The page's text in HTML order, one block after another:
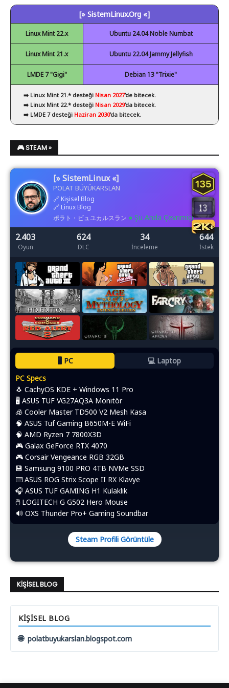
✔ Visual Studio Code
[» SistemLinux.Org «]
Linux Mint 22.x Ubuntu 24.04 Noble Numbat
Linux Mint 21.x Ubuntu 22.04 Jammy Jellyfish
LMDE 7 "Gigi" Debian 13 "Trixie"
➡️ Linux Mint 21.* desteği Nisan 2027’de bitecek.
➡️ Linux Mint 22.* desteği Nisan 2029’da bitecek.
➡️ LMDE 7 desteği Haziran 2030’da bitecek.
🎮 STEAM »
[» SistemLinux «]
POLAT BÜYÜKARSLAN
🔗 Kişisel Blog
🔗 Linux Blog
ポラト・ビュユカルスラン ● Şu Anda Çevrimiçi
2.403
Oyun
624
DLC
34
İnceleme
644
İstek
🖥️ PC
💻 Laptop
PC Specs
🐧 CachyOS KDE + Windows 11 Pro
🖥️ ASUS TUF VG27AQ3A Monitör
🧊 Cooler Master TD500 V2 Mesh Kasa
🧠 ASUS Tuf Gaming B650M-E WiFi
🧠 AMD Ryzen 7 7800X3D
🎮 Galax GeForce RTX 4070
🎮 Corsair Vengeance RGB 32GB
💾 Samsung 9100 PRO 4TB NVMe SSD
⌨️​ ASUS ROG Strix Scope II RX Klavye
🎧 ASUS TUF GAMING H1 Kulaklık
🖱️​ LOGITECH G G502 Hero Mouse
🔊 OXS Thunder Pro+ Gaming Soundbar
Steam Profili Görüntüle
KIŞISEL BLOG
KIŞISEL BLOG
🌐 polatbuyukarslan.blogspot.com